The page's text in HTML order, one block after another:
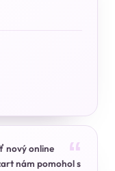
“
nový online
nám pomohol s